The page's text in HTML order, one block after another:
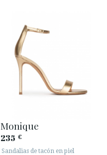
Monique
235 €
Sandalias de tacón en piel